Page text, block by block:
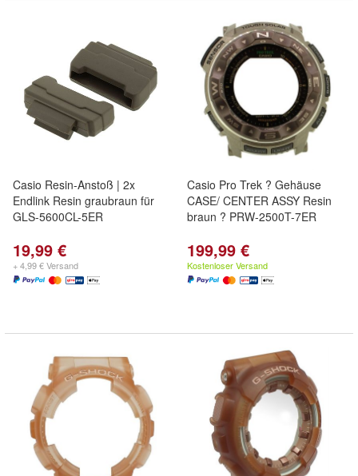
Casio Resin-Anstoß | 2x
Endlink Resin graubraun für
GLS-5600CL-5ER
19,99 €
+ 4,99 € Versand
Casio Pro Trek ? Gehäuse
CASE/ CENTER ASSY Resin
braun ? PRW-2500T-7ER
199,99 €
Kostenloser Versand